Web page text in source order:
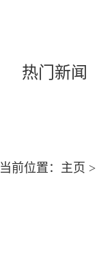
热门新闻
当前位置： 主页 >